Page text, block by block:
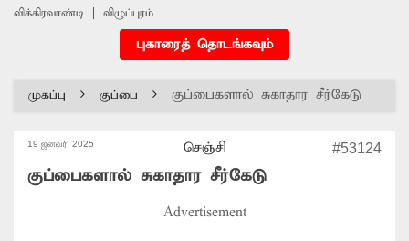
விக்கிரவாண்டி
விழுப்புரம்
புகாரைத் தொடங்கவும்
முகப்பு குப்பை குப்பைகளால் சுகாதார சீர்கேடு
19 ஜனவரி 2025 செஞ்சி #53124
குப்பைகளால் சுகாதார சீர்கேடு
Advertisement